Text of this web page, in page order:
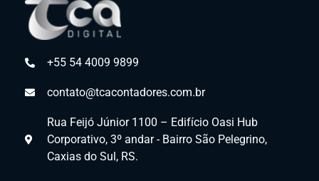
+55 54 4009 9899
contato@tcacontadores.com.br
Rua Feijó Júnior 1100 – Edifício Oasi Hub
Corporativo, 3º andar - Bairro São Pelegrino,
Caxias do Sul, RS.